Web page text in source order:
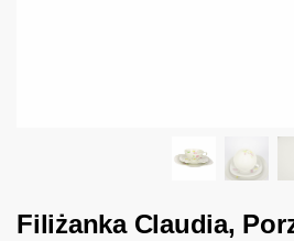
Filiżanka Claudia,